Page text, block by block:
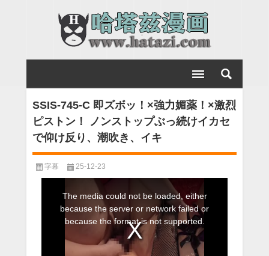
SSIS-745-C 即ズボッ！×強力媚薬！×激烈
ピストン！ ノンストップぶっ続けイカセ
で仰け反り、潮吹き、イキ
字幕 25-12-23
The media could not be loaded, either
because the server or network failed or
because the format is not supported.